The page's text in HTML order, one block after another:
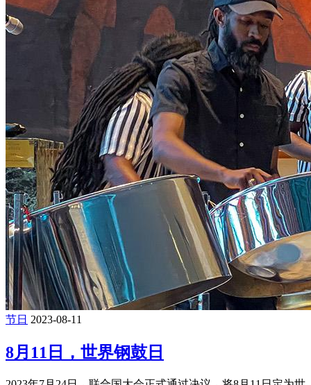
节日 2023-08-11
8月11日，世界钢鼓日